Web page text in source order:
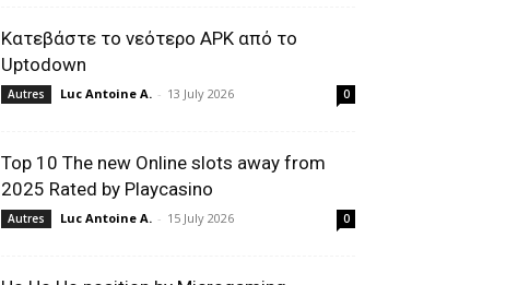
Κατεβάστε το νεότερο APK από το
Uptodown
Autres Luc Antoine A. - 13 July 2026 0
Top 10 The new Online slots away from
2025 Rated by Playcasino
Autres Luc Antoine A. - 15 July 2026 0